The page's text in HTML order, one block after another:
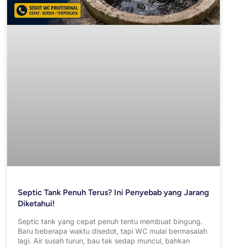
Septic Tank Penuh Terus? Ini Penyebab yang Jarang
Diketahui!
Septic tank yang cepat penuh tentu membuat bingung.
Baru beberapa waktu disedot, tapi WC mulai bermasalah
lagi. Air susah turun, bau tak sedap muncul, bahkan